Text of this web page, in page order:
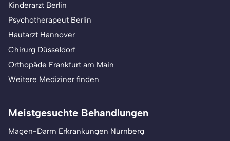
Kinderarzt Berlin
Psychotherapeut Berlin
Hautarzt Hannover
Chirurg Düsseldorf
Orthopäde Frankfurt am Main
Weitere Mediziner finden
Meistgesuchte Behandlungen
Magen-Darm Erkrankungen Nürnberg